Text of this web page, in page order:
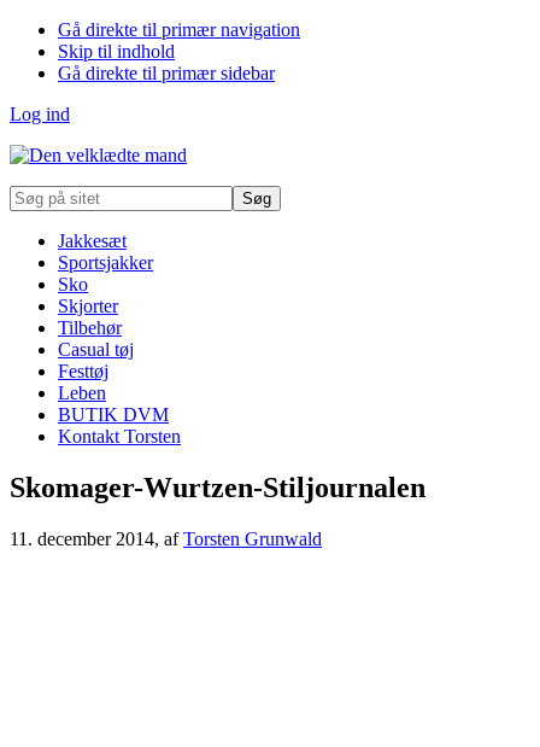
Gå direkte til primær navigation
Skip til indhold
Gå direkte til primær sidebar
Log ind
Søg
på
Jakkesæt
Sportsjakker
Sko
Skjorter
Tilbehør
Casual tøj
Festtøj
Leben
BUTIK DVM
Kontakt Torsten
Skomager-Wurtzen-Stiljournalen
11. december 2014, afTorsten Grunwald